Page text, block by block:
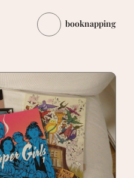
booknapping